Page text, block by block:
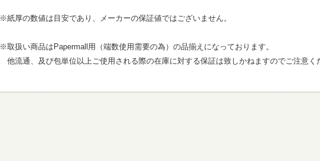
※紙厚の数値は目安であり、メーカーの保証値ではございません。
※取扱い商品はPapermall用（端数使用需要の為）の品揃えになっております。
他流通、及び包単位以上ご使用される際の在庫に対する保証は致しかねますのでご注意く